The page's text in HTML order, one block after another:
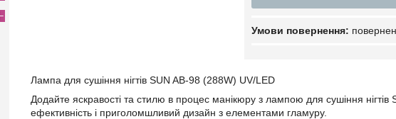
Лампа для сушіння нігтів SUN AB-98 (288W) UV/LED
Додайте яскравості та стилю в процес манікюру з лампою для сушіння
ефективність і приголомшливий дизайн з елементами гламуру.